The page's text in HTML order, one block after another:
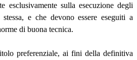
esclusivamente sulla esecuzione degli
e che devono essere eseguiti a
di buona tecnica.
preferenziale, ai fini della definitiva